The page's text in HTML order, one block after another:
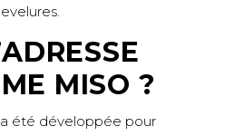
MISO ?
été développée pour